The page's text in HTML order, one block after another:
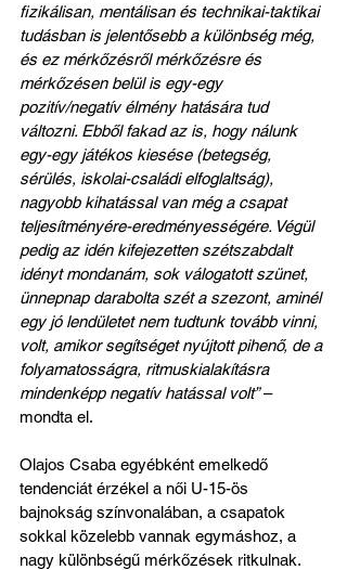
fizikálisan, mentálisan és technikai-taktikai
tudásban is jelentősebb a különbség még,
és ez mérkőzésről mérkőzésre és
mérkőzésen belül is egy-egy
pozitív/negatív élmény hatására tud
változni. Ebből fakad az is, hogy nálunk
egy-egy játékos kiesése (betegség,
sérülés, iskolai-családi elfoglaltság),
nagyobb kihatással van még a csapat
teljesítményére-eredményességére. Végül
pedig az idén kifejezetten szétszabdalt
idényt mondanám, sok válogatott szünet,
ünnepnap darabolta szét a szezont, aminél
egy jó lendületet nem tudtunk tovább vinni,
volt, amikor segítséget nyújtott pihenő, de a
folyamatosságra, ritmuskialakításra
mindenképp negatív hatással volt” –
mondta el.
Olajos Csaba egyébként emelkedő
tendenciát érzékel a női U-15-ös
bajnokság színvonalában, a csapatok
sokkal közelebb vannak egymáshoz, a
nagy különbségű mérkőzések ritkulnak.